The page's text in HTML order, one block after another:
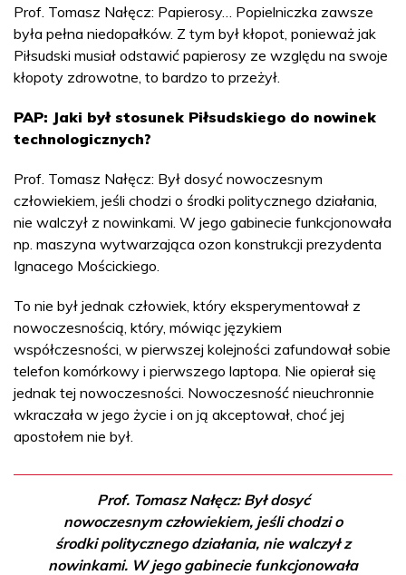
Prof. Tomasz Nałęcz: Papierosy… Popielniczka zawsze
była pełna niedopałków. Z tym był kłopot, ponieważ jak
Piłsudski musiał odstawić papierosy ze względu na swoje
kłopoty zdrowotne, to bardzo to przeżył.
PAP: Jaki był stosunek Piłsudskiego do nowinek
technologicznych?
Prof. Tomasz Nałęcz: Był dosyć nowoczesnym
człowiekiem, jeśli chodzi o środki politycznego działania,
nie walczył z nowinkami. W jego gabinecie funkcjonowała
np. maszyna wytwarzająca ozon konstrukcji prezydenta
Ignacego Mościckiego.
To nie był jednak człowiek, który eksperymentował z
nowoczesnością, który, mówiąc językiem
współczesności, w pierwszej kolejności zafundował sobie
telefon komórkowy i pierwszego laptopa. Nie opierał się
jednak tej nowoczesności. Nowoczesność nieuchronnie
wkraczała w jego życie i on ją akceptował, choć jej
apostołem nie był.
Prof. Tomasz Nałęcz: Był dosyć
nowoczesnym człowiekiem, jeśli chodzi o
środki politycznego działania, nie walczył z
nowinkami. W jego gabinecie funkcjonowała